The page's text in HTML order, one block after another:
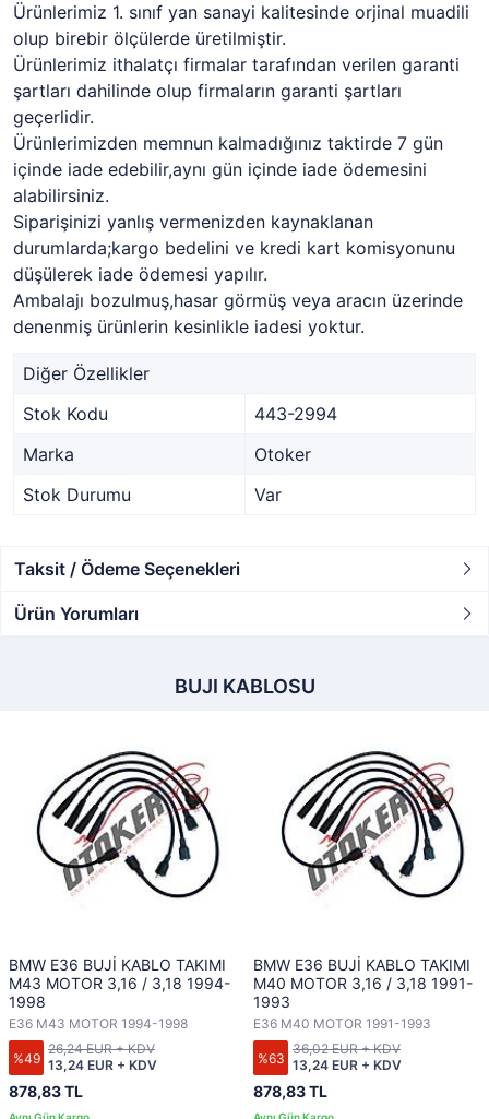
Ürünlerimiz 1. sınıf yan sanayi kalitesinde orjinal muadili
olup birebir ölçülerde üretilmiştir.
Ürünlerimiz ithalatçı firmalar tarafından verilen garanti
şartları dahilinde olup firmaların garanti şartları
geçerlidir.
Ürünlerimizden memnun kalmadığınız taktirde 7 gün
içinde iade edebilir,aynı gün içinde iade ödemesini
alabilirsiniz.
Siparişinizi yanlış vermenizden kaynaklanan
durumlarda;kargo bedelini ve kredi kart komisyonunu
düşülerek iade ödemesi yapılır.
Ambalajı bozulmuş,hasar görmüş veya aracın üzerinde
denenmiş ürünlerin kesinlikle iadesi yoktur.
Diğer Özellikler
Stok Kodu
443-2994
Marka
Otoker
Stok Durumu
Var
Taksit / Ödeme Seçenekleri
Ürün Yorumları
BUJI KABLOSU
BMW E36 BUJİ KABLO TAKIMI
M43 MOTOR 3,16 / 3,18 1994-
1998
E36 M43 MOTOR 1994-1998
%49
878,83 TL
13,24 EUR + KDV
26,24 EUR + KDV
BMW E36 BUJİ KABLO TAKIMI
M40 MOTOR 3,16 / 3,18 1991-
1993
E36 M40 MOTOR 1991-1993
%63
878,83 TL
13,24 EUR + KDV
36,02 EUR + KDV